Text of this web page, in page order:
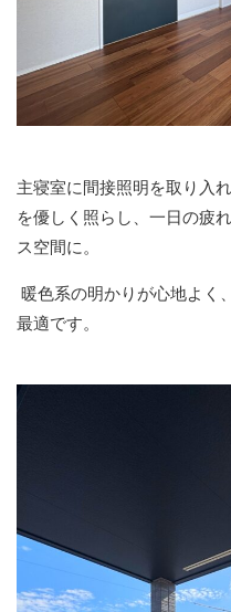
主寝室に間接照明を取り入
を優しく照らし、一日の疲
ス空間に。
暖色系の明かりが心地よく
最適です。